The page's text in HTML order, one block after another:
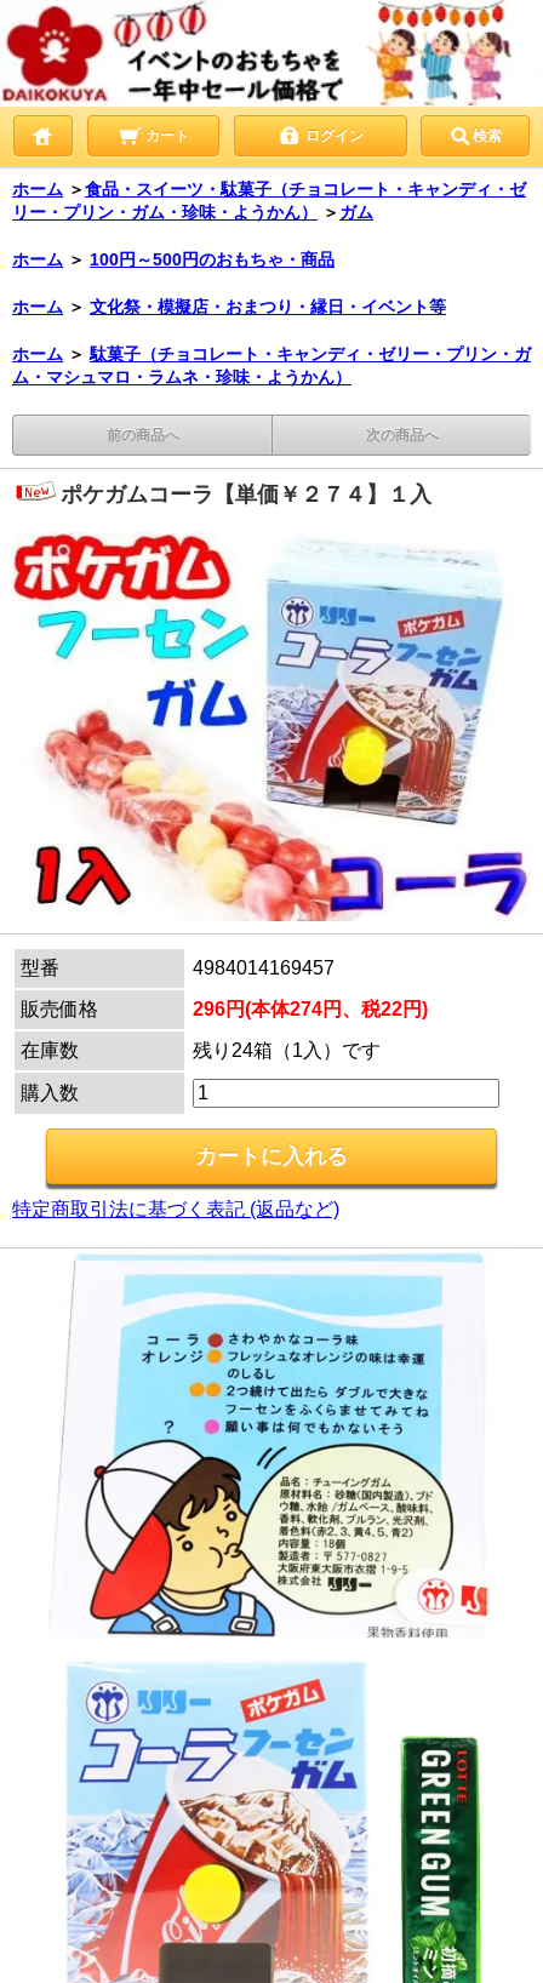
カート ログイン 検索
ホーム ＞食品・スイーツ・駄菓子（チョコレート・キャンディ・ゼ
リー・プリン・ガム・珍味・ようかん）
＞ ガム
ホーム ＞ 100円～500円のおもちゃ・商品
ホーム ＞ 文化祭・模擬店・おまつり・縁日・イベント等
ホーム ＞ 駄菓子（チョコレート・キャンディ・ゼリー・プリン・ガ
ム・マシュマロ・ラムネ・珍味・ようかん）
前の商品へ 次の商品へ
ポケガムコーラ【単価￥２７４】１入
型番
4984014169457
販売価格
296円(本体274円、税22円)
在庫数
残り24箱（1入）です
購入数
特定商取引法に基づく表記 (返品など)